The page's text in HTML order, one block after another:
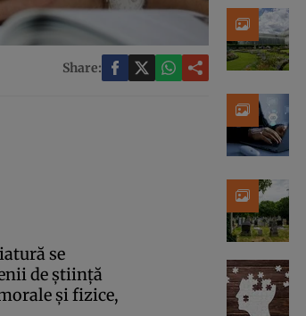
Share:
se
de ştiinţă
şi fizice,